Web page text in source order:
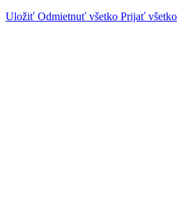
Uložiť Odmietnuť všetko Prijať všetko